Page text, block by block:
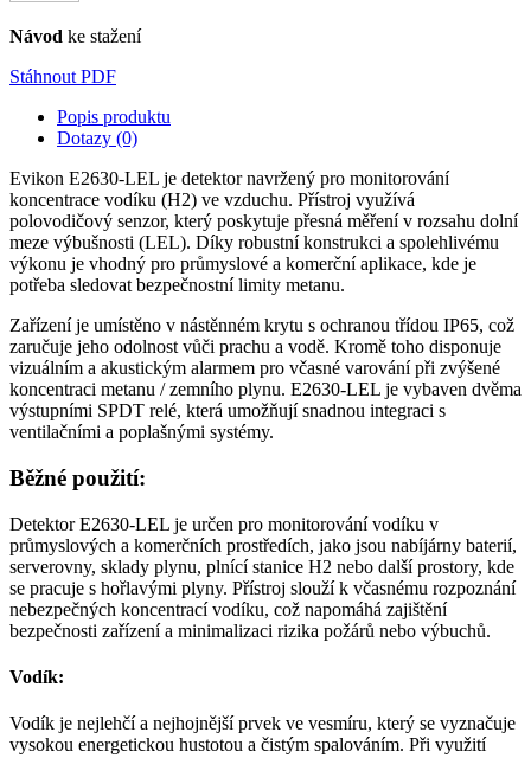
Návod ke stažení
Stáhnout PDF
Popis produktu
Dotazy (0)
Evikon E2630-LEL je detektor navržený pro monitorování
koncentrace vodíku (H2) ve vzduchu. Přístroj využívá
polovodičový senzor, který poskytuje přesná měření v rozsahu dolní
meze výbušnosti (LEL). Díky robustní konstrukci a spolehlivému
výkonu je vhodný pro průmyslové a komerční aplikace, kde je
potřeba sledovat bezpečnostní limity metanu.
Zařízení je umístěno v nástěnném krytu s ochranou třídou IP65, což
zaručuje jeho odolnost vůči prachu a vodě. Kromě toho disponuje
vizuálním a akustickým alarmem pro včasné varování při zvýšené
koncentraci metanu / zemního plynu. E2630-LEL je vybaven dvěma
výstupními SPDT relé, která umožňují snadnou integraci s
ventilačními a poplašnými systémy.
Běžné použití:
Detektor E2630-LEL je určen pro monitorování vodíku v
průmyslových a komerčních prostředích, jako jsou nabíjárny baterií,
serverovny, sklady plynu, plnící stanice H2 nebo další prostory, kde
se pracuje s hořlavými plyny. Přístroj slouží k včasnému rozpoznání
nebezpečných koncentrací vodíku, což napomáhá zajištění
bezpečnosti zařízení a minimalizaci rizika požárů nebo výbuchů.
Vodík:
Vodík je nejlehčí a nejhojnější prvek ve vesmíru, který se vyznačuje
vysokou energetickou hustotou a čistým spalováním. Při využití